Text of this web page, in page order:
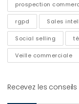
prospection
rgpd Sales
Social selling
Veille commerciale
Recevez les